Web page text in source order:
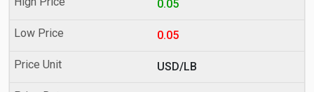
0.05
0.05
USD/LB